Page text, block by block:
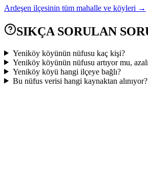
Ardeşen ilçesinin tüm mahalle ve köyleri →
SIKÇA SORULAN
Yeniköy köyünün nüfusu kaç kişi?
Yeniköy köyünün nüfusu artıyor mu,
Yeniköy köyü hangi ilçeye bağlı?
Bu nüfus verisi hangi kaynaktan alınıyor?